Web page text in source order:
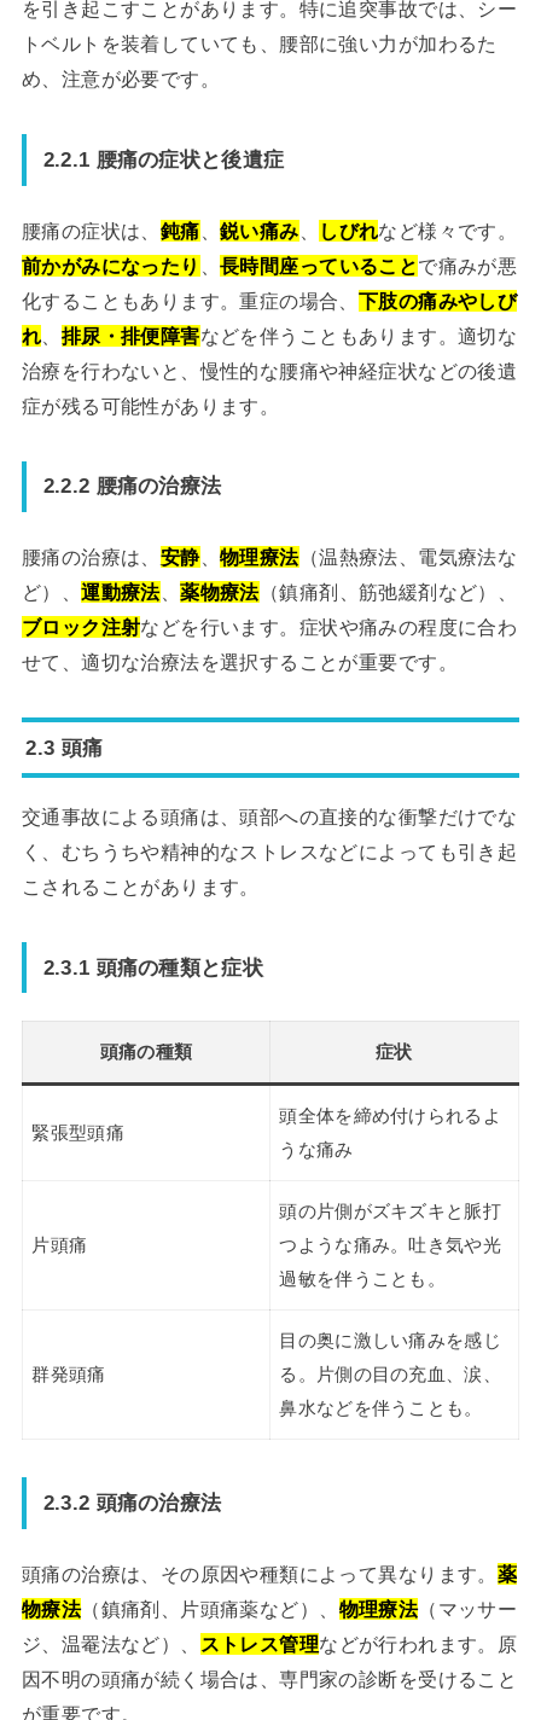
を引き起こすことがあります。特に追突事故では、シー
トベルトを装着していても、腰部に強い力が加わるた
め、注意が必要です。
2.2.1 腰痛の症状と後遺症
腰痛の症状は、 鈍痛 、鋭い痛み しびれなど様々です。
前かがみになったり
、長時間座っていることで痛みが悪
化することもあります。重症の場合、 下肢の痛みやしび
れ
排尿・排便障害などを伴うこともあります。適切な
治療を行わないと、慢性的な腰痛や神経症状などの後遺
症が残る可能性があります。
2.2.2 腰痛の治療法
腰痛の治療は、 安静、物理療法（温熱療法、電気療法な
ど）、運動療法、薬物療法（鎮痛剤、筋弛緩剤など）、
ブロック注射などを行います。症状や痛みの程度に合わ
せて、適切な治療法を選択することが重要です。
2.3 頭痛
交通事故による頭痛は、頭部への直接的な衝撃だけでな
く、むちうちや精神的なストレスなどによっても引き起
こされることがあります。
2.3.1 頭痛の種類と症状
頭痛の種類 症状
緊張型頭痛
頭全体を締め付けられるよ
うな痛み
片頭痛
頭の片側がズキズキと脈打
つような痛み。吐き気や光
過敏を伴うことも。
群発頭痛
目の奥に激しい痛みを感じ
る。片側の目の充血、涙、
鼻水などを伴うことも。
2.3.2 頭痛の治療法
頭痛の治療は、その原因や種類によって異なります。 薬
物療法（鎮痛剤、片頭痛薬など）、 物理療法（マッサー
ジ、温罨法など）、
ストレス管理などが行われます。原
因不明の頭痛が続く場合は、専門家の診断を受けること
が重要です。